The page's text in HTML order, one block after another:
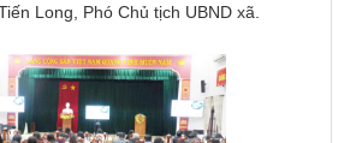
Long, Phó Chủ tịch UBND xã.